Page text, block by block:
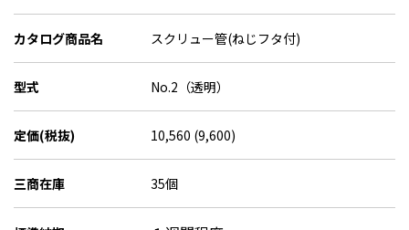
カタログ商品名 スクリュー管(ねじフタ付)
型式 No.2（透明）
定価(税抜) 10,560 (9,600)
三商在庫 35個